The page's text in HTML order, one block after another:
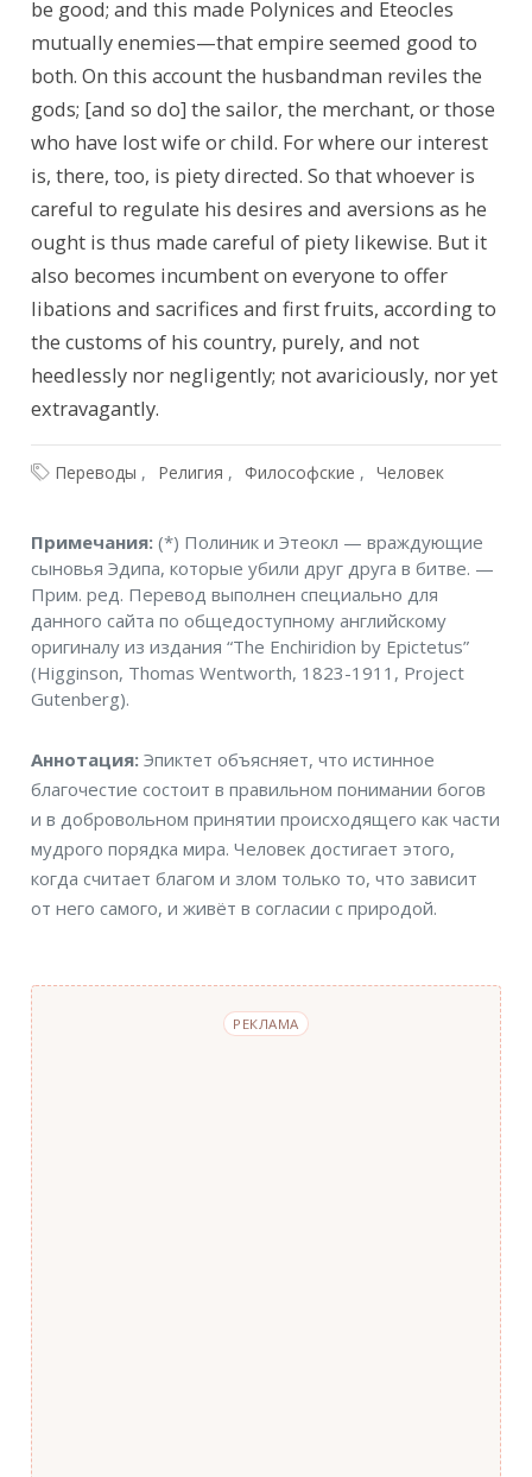
be good; and this made Polynices and Eteocles
mutually enemies—that empire seemed good to
both. On this account the husbandman reviles the
gods; [and so do] the sailor, the merchant, or those
who have lost wife or child. For where our interest
is, there, too, is piety directed. So that whoever is
careful to regulate his desires and aversions as he
ought is thus made careful of piety likewise. But it
also becomes incumbent on everyone to offer
libations and sacrifices and first fruits, according to
the customs of his country, purely, and not
heedlessly nor negligently; not avariciously, nor yet
extravagantly.
Переводы Религия Философские Человек
Примечания
Примечания:(*) Полиник и Этеокл — враждующие
сыновья Эдипа, которые убили друг друга в битве. —
Прим. ред. Перевод выполнен специально для
данного сайта по общедоступному английскому
оригиналу из издания “The Enchiridion by Epictetus”
(Higginson, Thomas Wentworth, 1823-1911, Project
Gutenberg).
Аннотация
Аннотация:Эпиктет объясняет, что истинное
благочестие состоит в правильном понимании богов
и в добровольном принятии происходящего как части
мудрого порядка мира. Человек достигает этого,
когда считает благом и злом только то, что зависит
от него самого, и живёт в согласии с природой.
РЕКЛАМА